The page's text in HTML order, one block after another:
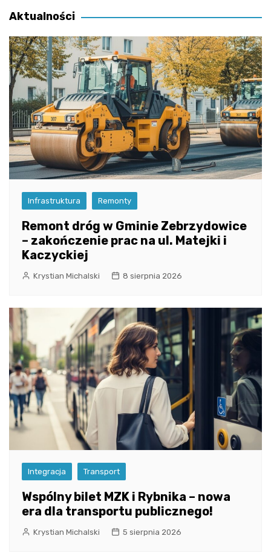
Aktualności
Infrastruktura Remonty
Remont dróg w Gminie Zebrzydowice
– zakończenie prac na ul. Matejki i
Kaczyckiej
Krystian Michalski 8 sierpnia 2026
Integracja Transport
Wspólny bilet MZK i Rybnika – nowa
era dla transportu publicznego!
Krystian Michalski 5 sierpnia 2026